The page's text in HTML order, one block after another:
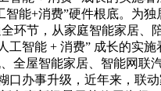
能+消费”硬件根底。为
环节，从家庭智能家居
智能 + 消费” 成长的实
全屋智能家居、智能网
口办事升级，近年来，